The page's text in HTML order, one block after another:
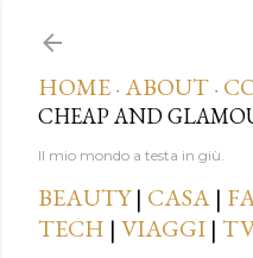
HOME · ABOUT ·
CHEAP AND
Il mio mondo a testa in giù.
BEAUTY| CASA |
TECH | VIAGGI |